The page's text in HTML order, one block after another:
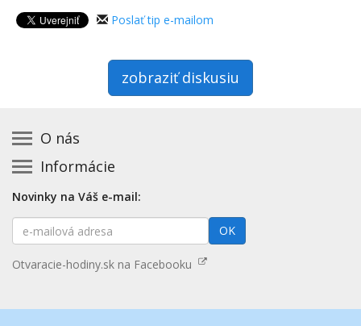
Poslať tip e-mailom
zobraziť diskusiu
O nás
Kontakt na prevádzkovateľa
Zásady používania cookies
Prehlásenie o prístupnosti
Mapa stránok
Informácie
Základná registrácia otváracích hodín zadarmo
Platené služby
Nenašli ste otváracie hodiny? Pošlite nám tip
Aktualizácia otváracích hodín
Novinky na Váš e-mail:
E-
mailová
OK
Otvaracie-hodiny.sk na Facebooku